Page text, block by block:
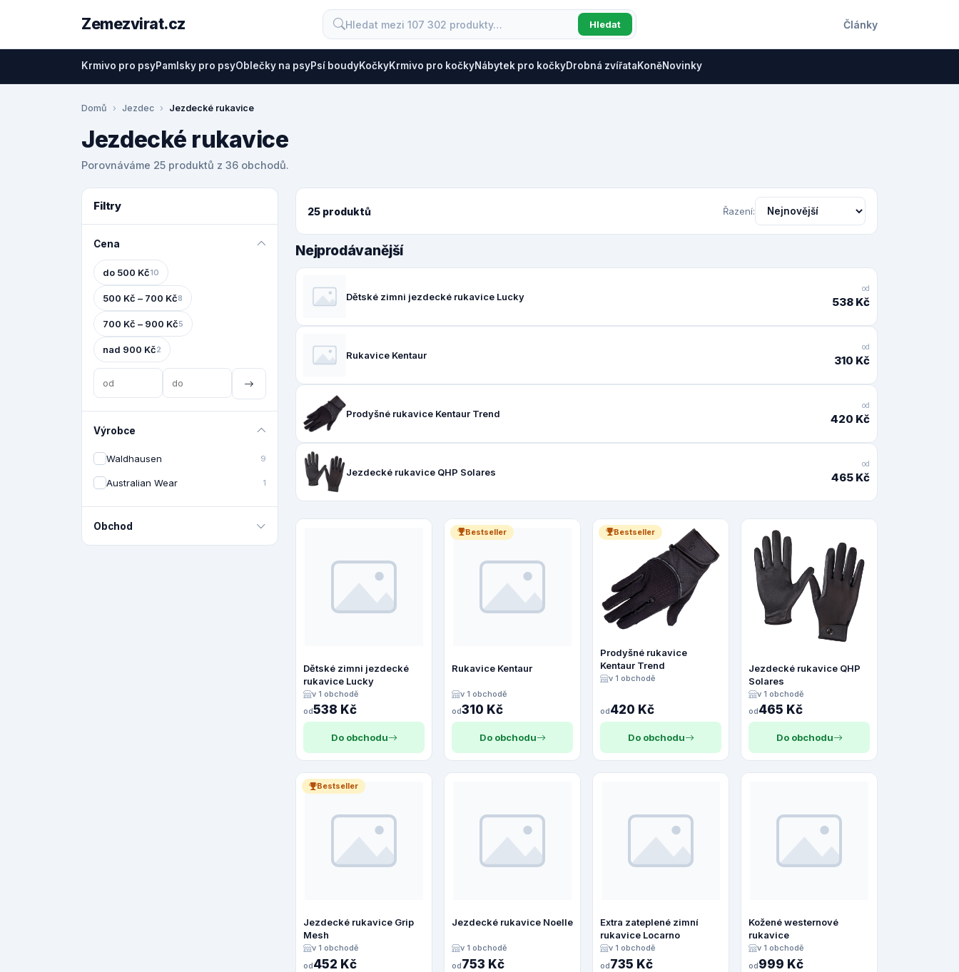
Zemezvirat.cz Hledat Články
Krmivo pro psyPamlsky pro psyOblečky na psyPsí boudyKočkyKrmivo pro kočkyNábytek pro kočkyDrobná zvířataKoněNovinky
Domů Jezdec Jezdecké rukavice
Jezdecké rukavice
Porovnáváme 25 produktů z 36 obchodů.
Filtry
Cena
do 500 Kč10
500 Kč – 700 Kč8
700 Kč – 900 Kč5
nad 900 Kč2
Výrobce
Waldhausen 9
Australian Wear 1
Obchod
25 produktů Řazení:
Nejprodávanější
Dětské zimni jezdecké rukavice Lucky
od
538 Kč
Rukavice Kentaur
od
310 Kč
Prodyšné rukavice Kentaur Trend
od
420 Kč
Jezdecké rukavice QHP Solares
od
465 Kč
Dětské zimni jezdecké
rukavice Lucky
v 1 obchodě
od538 Kč
Do obchodu
Bestseller
Rukavice Kentaur
v 1 obchodě
od310 Kč
Do obchodu
Bestseller
Prodyšné rukavice
Kentaur Trend
v 1 obchodě
od420 Kč
Do obchodu
Jezdecké rukavice QHP
Solares
v 1 obchodě
od465 Kč
Do obchodu
Bestseller
Jezdecké rukavice Grip
Mesh
v 1 obchodě
od452 Kč
Jezdecké rukavice Noelle
v 1 obchodě
od753 Kč
Extra zateplené zimní
rukavice Locarno
v 1 obchodě
od735 Kč
Kožené westernové
rukavice
v 1 obchodě
od999 Kč